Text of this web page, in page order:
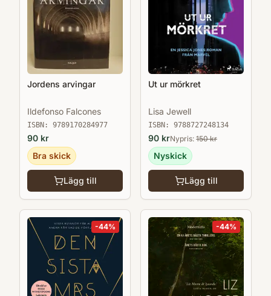
Jordens arvingar
Ildefonso Falcones
ISBN: 9789170284977
90 kr
Bra skick
Lägg till
Ut ur mörkret
Lisa Jewell
ISBN: 9788727248134
90 krNypris: 150kr
Nyskick
Lägg till
-44% -44%